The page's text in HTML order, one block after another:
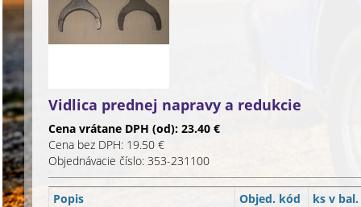
Vidlica prednej napravy a redukcie
Cena vrátane DPH (od): 23.40 €
Cena bez DPH: 19.50 €
Objednávacie číslo: 353-231100
Popis Objed. kód
ks v bal.